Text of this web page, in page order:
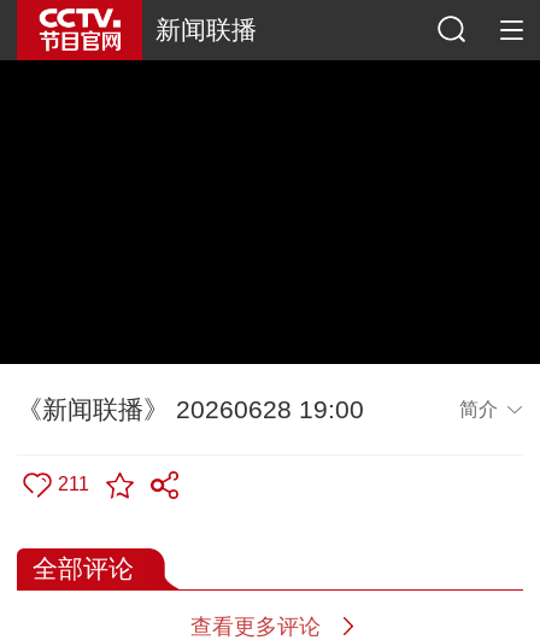
新闻联播
《新闻联播》 20260628 19:00 简介
211
全部评论
查看更多评论